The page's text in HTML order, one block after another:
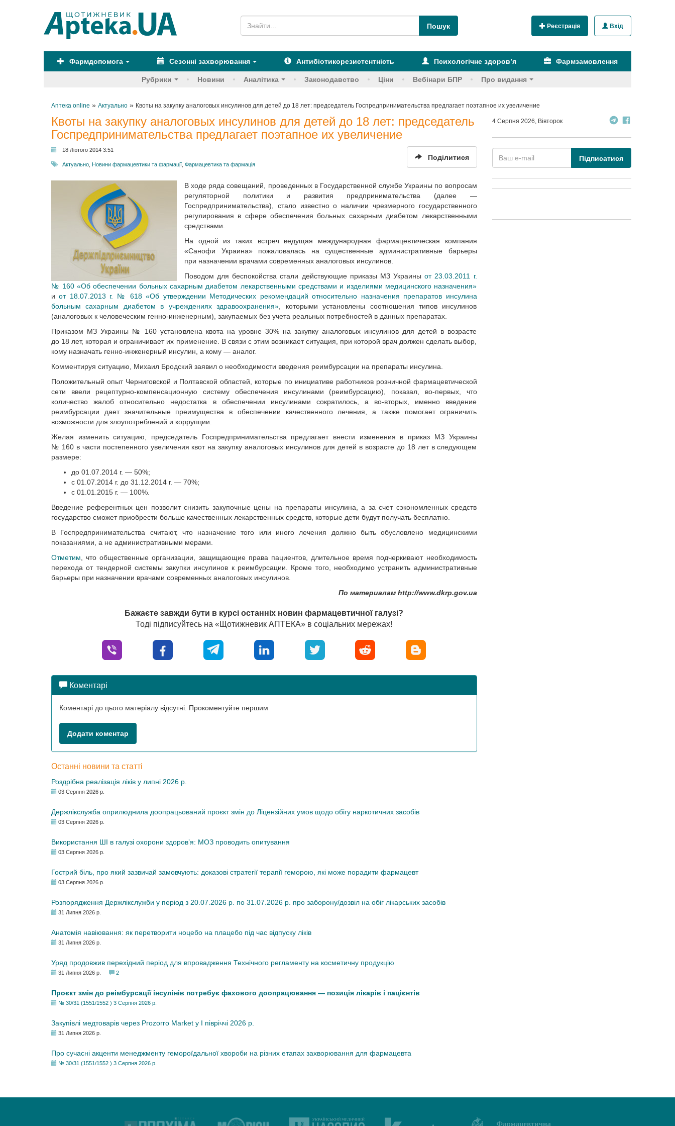
Реєстрація Вхід
Фармдопомога Сезонні захворювання Антибіотикорезистентність Психологічне здоров’я Фармзамовлення
Рубрики Новини Аналітика Законодавство Ціни Вебінари БПР Про видання
Аптека online » Актуально » Квоты на закупку аналоговых инсулинов для детей до 18 лет: председатель Госпредпринимательства предлагает поэтапное их увеличение
Квоты на закупку аналоговых инсулинов для детей до 18 лет: председатель
Госпредпринимательства предлагает поэтапное их увеличение
18 Лютого 2014 3:51
Актуально Новини фармацевтики та фармації Фармацевтика та фармація
Поділитися
В ходе ряда совещаний, проведенных в Государственной службе Украины по вопросам
регуляторной политики и развития предпринимательства (далее —
Госпредпринимательства), стало известно о наличии чрезмерного государственного
регулирования в сфере обеспечения больных сахарным диабетом лекарственными
средствами.
На одной из таких встреч ведущая международная фармацевтическая компания
«Санофи Украина» пожаловалась на существенные административные барьеры
при назначении врачами современных аналоговых инсулинов.
Поводом для беспокойства стали действующие приказы МЗ Украиныот 23.03.2011 г.
№ 160 «Об обеспечении больных сахарным диабетом лекарственными средствами и изделиями медицинского назначения»
иот 18.07.2013 г. № 618 «Об утверждении Методических рекомендаций относительно назначения препаратов инсулина
больным сахарным диабетом в учреждениях здравоохранения» , которыми установлены соотношения типов инсулинов
(аналоговых к человеческим генно-инженерным), закупаемых без учета реальных потребностей в данных препаратах.
Приказом МЗ Украины № 160 установлена квота на уровне 30% на закупку аналоговых инсулинов для детей в возрасте
до 18 лет, которая и ограничивает их применение. В связи с этим возникает ситуация, при которой врач должен сделать выбор,
кому назначать генно-инженерный инсулин, а кому — аналог.
Комментируя ситуацию, Михаил Бродский заявил о необходимости введения реимбурсации на препараты инсулина.
Положительный опыт Черниговской и Полтавской областей, которые по инициативе работников розничной фармацевтической
сети ввели рецептурно-компенсационную систему обеспечения инсулинами (реимбурсацию), показал, во-первых, что
количество жалоб относительно недостатка в обеспечении инсулинами сократилось, а во-вторых, именно введение
реимбурсации дает значительные преимущества в обеспечении качественного лечения, а также помогает ограничить
возможности для злоупотреблений и коррупции.
Желая изменить ситуацию, председатель Госпредпринимательства предлагает внести изменения в приказ МЗ Украины
№ 160 в части постепенного увеличения квот на закупку аналоговых инсулинов для детей в возрасте до 18 лет в следующем
размере:
до 01.07.2014 г. — 50%;
с 01.07.2014 г. до 31.12.2014 г. — 70%;
с 01.01.2015 г. — 100%.
Введение референтных цен позволит снизить закупочные цены на препараты инсулина, а за счет сэкономленных средств
государство сможет приобрести больше качественных лекарственных средств, которые дети будут получать бесплатно.
В Госпредпринимательства считают, что назначение того или иного лечения должно быть обусловлено медицинскими
показаниями, а не административными мерами.
Отметим , что общественные организации, защищающие права пациентов, длительное время подчеркивают необходимость
перехода от тендерной системы закупки инсулинов к реимбурсации. Кроме того, необходимо устранить административные
барьеры при назначении врачами современных аналоговых инсулинов.
По материалам http://www.dkrp.gov.ua
Бажаєте завжди бути в курсі останніх новин фармацевтичної галузі?
Тоді підписуйтесь на «Щотижневик АПТЕКА» в соціальних мережах!
Коментарі
Коментарі до цього матеріалу відсутні. Прокоментуйте першим
Додати коментар
Останні новини та статті
Роздрібна реалізація ліків у липні 2026 р.
03 Серпня 2026 р.
Держлікслужба оприлюднила доопрацьований проєкт змін до Ліцензійних умов щодо обігу наркотичних засобів
03 Серпня 2026 р.
Використання ШІ в галузі охорони здоров’я: МОЗ проводить опитування
03 Серпня 2026 р.
Гострий біль, про який зазвичай замовчують: доказові стратегії терапії геморою, які може порадити фармацевт
03 Серпня 2026 р.
Розпорядження Держлікслужби у період з 20.07.2026 р. по 31.07.2026 р. про заборону/дозвіл на обіг лікарських засобів
31 Липня 2026 р.
Анатомія навіювання: як перетворити ноцебо на плацебо під час відпуску ліків
31 Липня 2026 р.
Уряд продовжив перехідний період для впровадження Технічного регламенту на косметичну продукцію
31 Липня 2026 р. 2
Проєкт змін до реімбурсації інсулінів потребує фахового доопрацювання — позиція лікарів і пацієнтів
№ 30/31 (1551/1552 ) 3 Серпня 2026 р.
Закупівлі медтоварів через Prozorro Market у I півріччі 2026 р.
31 Липня 2026 р.
Про сучасні акценти менеджменту гемороїдальної хвороби на різних етапах захворювання для фармацевта
№ 30/31 (1551/1552 ) 3 Серпня 2026 р.
4 Серпня 2026, Вівторок
Підписатися